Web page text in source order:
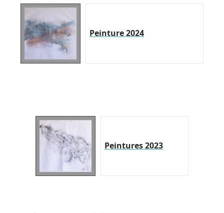
Peinture 2024
Peintures 2023